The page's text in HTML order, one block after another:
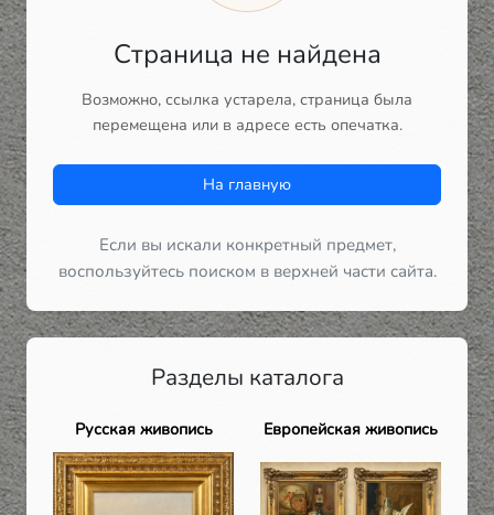
Страница не найдена
Возможно, ссылка устарела, страница была
перемещена или в адресе есть опечатка.
На главную
Если вы искали конкретный предмет,
воспользуйтесь поиском в верхней части сайта.
Разделы каталога
Русская живопись Европейская живопись